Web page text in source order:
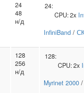
24
48
н/д
24:
CPU:2x
InfiniBand /
128
256
н/д
128:
CPU:2x
Myrinet 2000